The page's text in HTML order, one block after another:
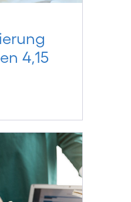
4,15